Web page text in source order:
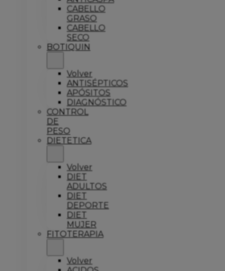
CABELLO
GRASO
CABELLO
SECO
BOTIQUIN
Volver
ANTISÉPTICOS
APÓSITOS
DIAGNÓSTICO
CONTROL
DE
PESO
DIETETICA
Volver
DIET
ADULTOS
DIET
DEPORTE
DIET
MUJER
FITOTERAPIA
Volver